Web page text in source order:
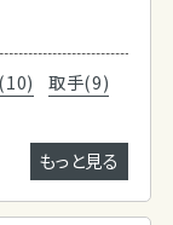
取手(9)
もっと見る